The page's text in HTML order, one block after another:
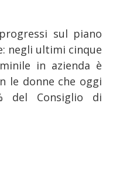
sul piano
negli ultimi cinque
in azienda è
le donne che oggi
del Consiglio di